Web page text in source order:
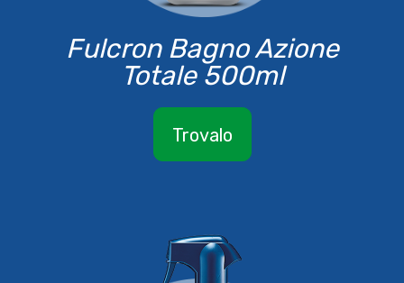
Fulcron Bagno Azione
Totale 500ml
Trovalo